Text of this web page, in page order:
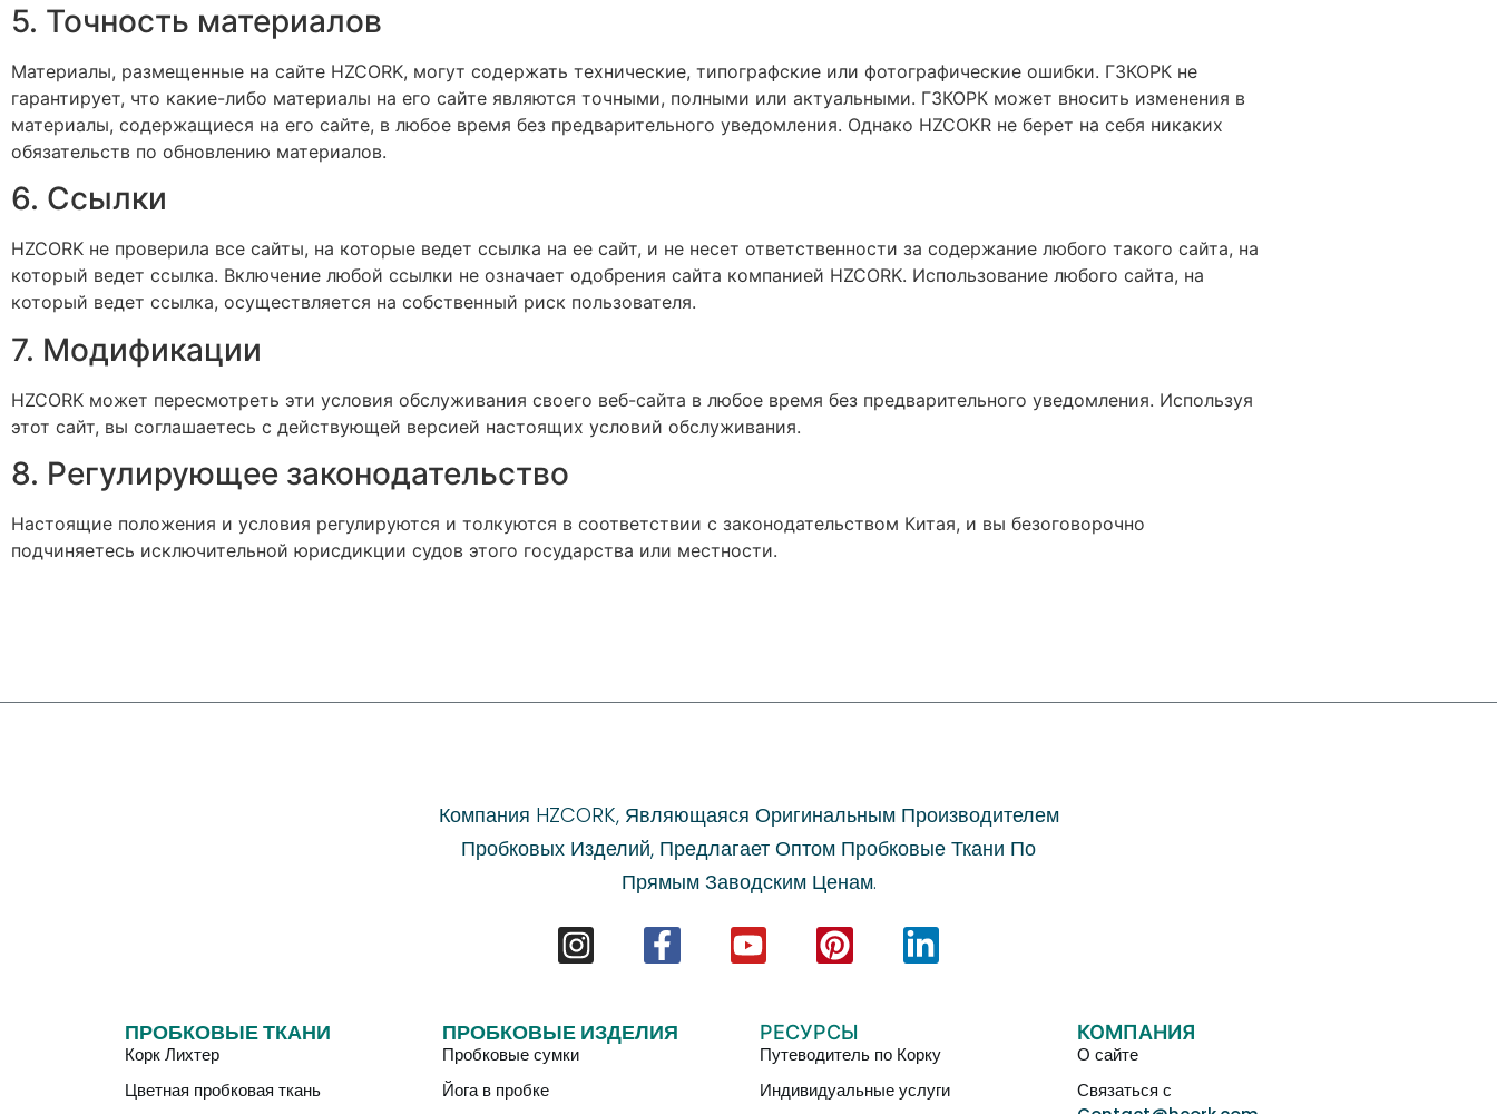
5. Точность материалов
Материалы, размещенные на сайте HZCORK, могут содержать технические, типографские или фотографические ошибки. ГЗКОРК не
гарантирует, что какие-либо материалы на его сайте являются точными, полными или актуальными. ГЗКОРК может вносить изменения в
материалы, содержащиеся на его сайте, в любое время без предварительного уведомления. Однако HZCOKR не берет на себя никаких
обязательств по обновлению материалов.
6. Ссылки
HZCORK не проверила все сайты, на которые ведет ссылка на ее сайт, и не несет ответственности за содержание любого такого сайта, на
который ведет ссылка. Включение любой ссылки не означает одобрения сайта компанией HZCORK. Использование любого сайта, на
который ведет ссылка, осуществляется на собственный риск пользователя.
7. Модификации
HZCORK может пересмотреть эти условия обслуживания своего веб-сайта в любое время без предварительного уведомления. Используя
этот сайт, вы соглашаетесь с действующей версией настоящих условий обслуживания.
8. Регулирующее законодательство
Настоящие положения и условия регулируются и толкуются в соответствии с законодательством Китая, и вы безоговорочно
подчиняетесь исключительной юрисдикции судов этого государства или местности.
Компания HZCORK, Являющаяся Оригинальным Производителем
Пробковых Изделий, Предлагает Оптом Пробковые Ткани По
Прямым Заводским Ценам.
ПРОБКОВЫЕ ТКАНИ
Корк Лихтер
Цветная пробковая ткань
ПРОБКОВЫЕ ИЗДЕЛИЯ
Пробковые сумки
Йога в пробке
РЕСУРСЫ
Путеводитель по Корку
Индивидуальные услуги
КОМПАНИЯ
О сайте
Связаться с